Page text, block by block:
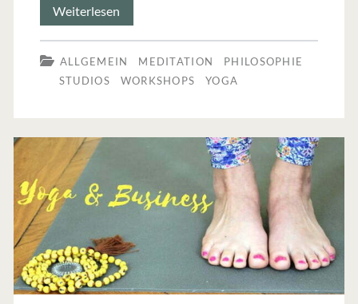
Weiterlesen
Yoga
Bodyflow
das?
ALLGEMEIN MEDITATION
PHILOSOPHIE
STUDIOS
WORKSHOPS YOGA